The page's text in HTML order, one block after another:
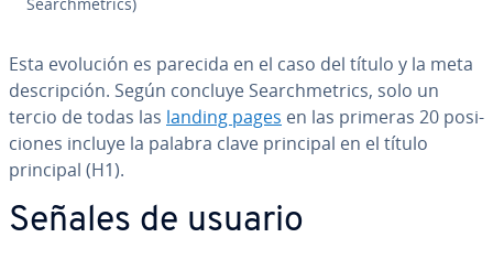
Esta evolución es parecida en el caso del título y la meta
de­s­cri­p­ción. Según concluye Sea­r­ch­me­tri­cs, solo un
tercio de todas las landing pages en las primeras 20 po­si­
cio­nes incluye la palabra clave principal en el título
principal (H1).
Señales de usuario